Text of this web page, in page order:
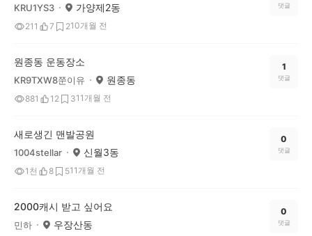
KRU1YS3 가양제2동
211 7 210개월 전
댓글
원종동 운동장소
KR9TXW8쭌이유 원종동
881 12 311개월 전
1
댓글
새로생긴 맨발공원
1004stellar 신월3동
1천 8 511개월 전
0
댓글
2000캐시 받고 싶어요
민하 우장산동
0
댓글